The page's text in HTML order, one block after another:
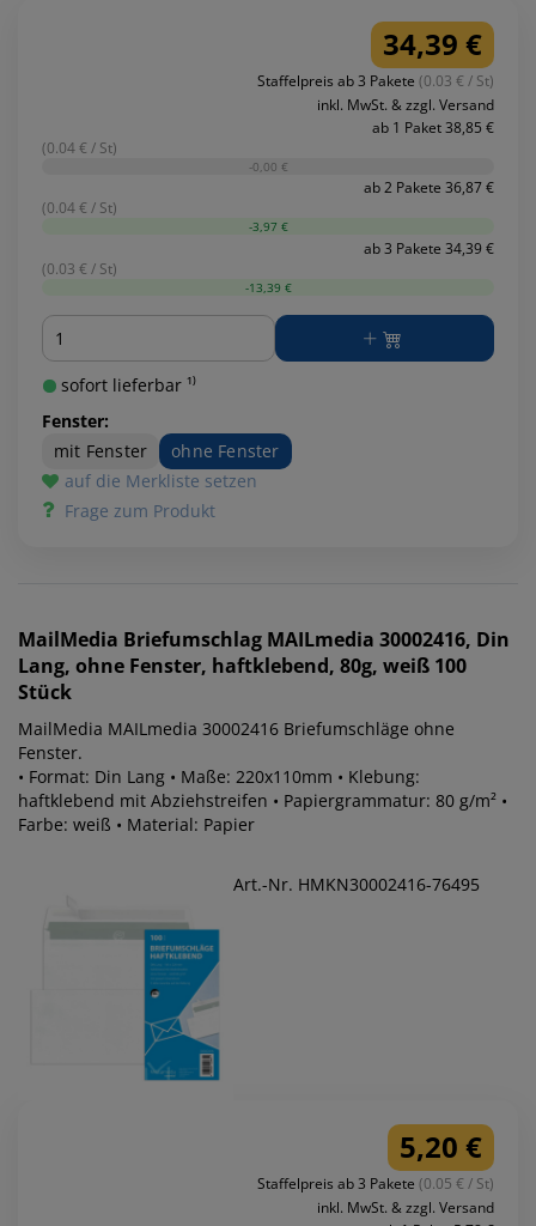
34,39 €
Staffelpreis ab 3 Pakete (0.03 € / St)
inkl. MwSt. & zzgl. Versand
ab 1 Paket 38,85 €
(0.04 € / St)
-0,00 €
ab 2 Pakete 36,87 €
(0.04 € / St)
-3,97 €
ab 3 Pakete 34,39 €
(0.03 € / St)
-13,39 €
Menge
sofort lieferbar ¹⁾
Fenster:
mit Fenster
ohne Fenster
auf die Merkliste setzen
Frage zum Produkt
MailMedia Briefumschlag MAILmedia 30002416, Din
Lang, ohne Fenster, haftklebend, 80g, weiß 100
Stück
MailMedia MAILmedia 30002416 Briefumschläge ohne
Fenster.
• Format: Din Lang • Maße: 220x110mm • Klebung:
haftklebend mit Abziehstreifen • Papiergrammatur: 80 g/m² •
Farbe: weiß • Material: Papier
Art.-Nr. HMKN30002416-76495
5,20 €
Staffelpreis ab 3 Pakete (0.05 € / St)
inkl. MwSt. & zzgl. Versand